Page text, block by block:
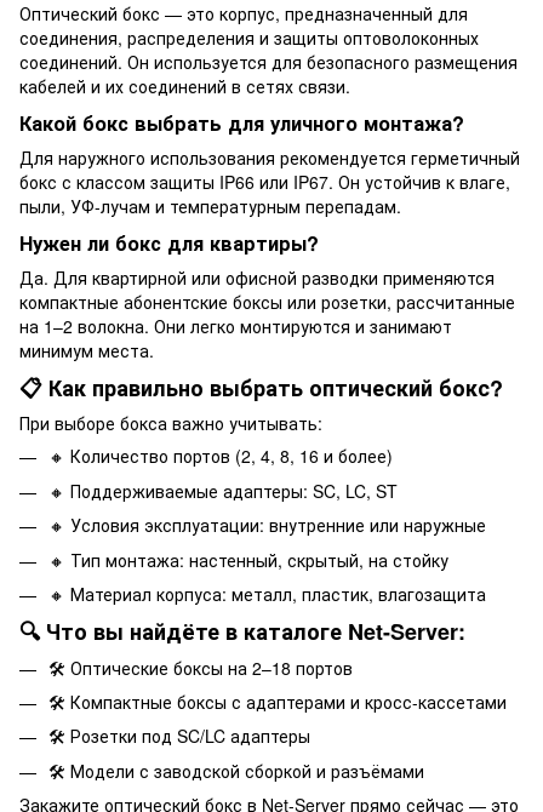
Оптический бокс — это корпус, предназначенный для
соединения, распределения и защиты оптоволоконных
соединений. Он используется для безопасного размещения
кабелей и их соединений в сетях связи.
Какой бокс выбрать для уличного монтажа?
Для наружного использования рекомендуется герметичный
бокс с классом защиты IP66 или IP67. Он устойчив к влаге,
пыли, УФ-лучам и температурным перепадам.
Нужен ли бокс для квартиры?
Да. Для квартирной или офисной разводки применяются
компактные абонентские боксы или розетки, рассчитанные
на 1–2 волокна. Они легко монтируются и занимают
минимум места.
📋 Как правильно выбрать оптический бокс?
При выборе бокса важно учитывать:
🔸 Количество портов (2, 4, 8, 16 и более)
🔸 Поддерживаемые адаптеры: SC, LC, ST
🔸 Условия эксплуатации: внутренние или наружные
🔸 Тип монтажа: настенный, скрытый, на стойку
🔸 Материал корпуса: металл, пластик, влагозащита
🔍 Что вы найдёте в каталоге Net-Server:
🛠 Оптические боксы на 2–18 портов
🛠 Компактные боксы с адаптерами и кросс-кассетами
🛠 Розетки под SC/LC адаптеры
🛠 Модели с заводской сборкой и разъёмами
Закажите оптический бокс в Net-Server прямо сейчас — это